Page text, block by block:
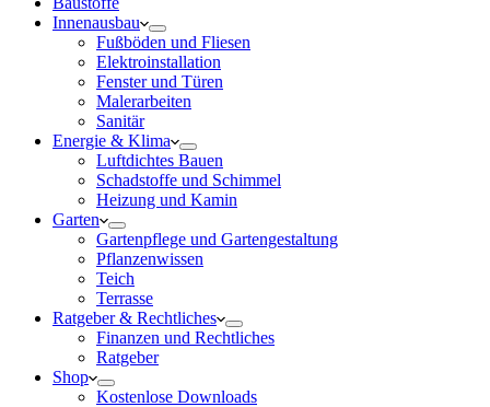
Innenausbau
Fußböden und Fliesen
Elektroinstallation
Fenster und Türen
Malerarbeiten
Sanitär
Energie & Klima
Luftdichtes Bauen
Schadstoffe und Schimmel
Heizung und Kamin
Garten
Gartenpflege und Gartengestaltung
Pflanzenwissen
Teich
Terrasse
Ratgeber & Rechtliches
Finanzen und Rechtliches
Ratgeber
Shop
Kostenlose Downloads